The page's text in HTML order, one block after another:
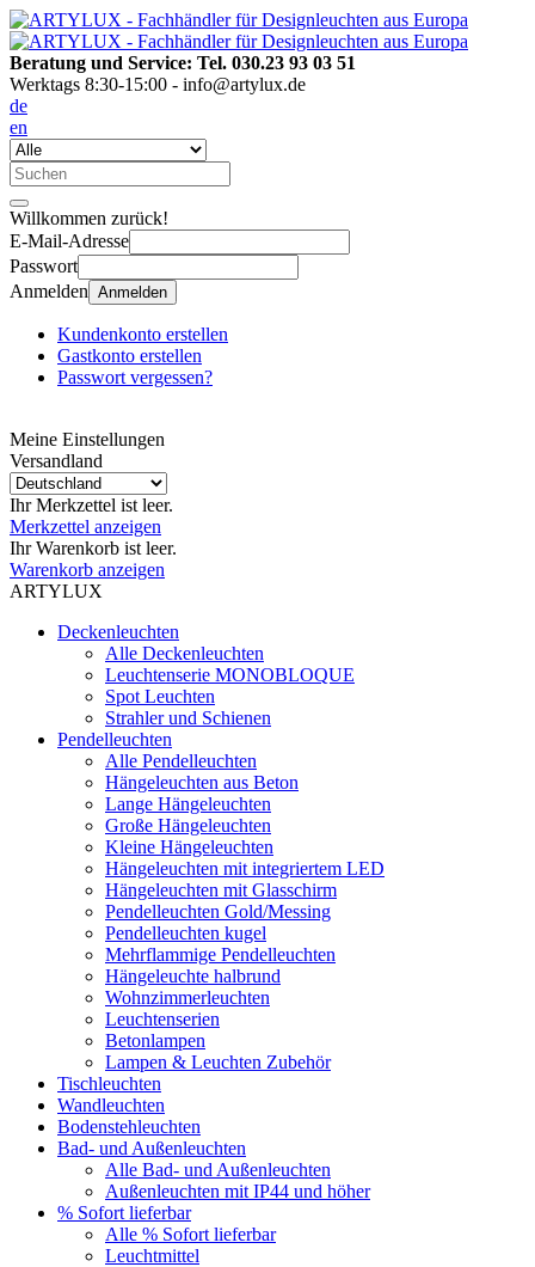
Beratung und Service: Tel. 030.23 93 03 51
Werktags 8:30-15:00 - info@artylux.de
de
en
Willkommen zurück!
E-Mail-Adresse
Passwort
Anmelden Anmelden
Kundenkonto erstellen
Gastkonto erstellen
Passwort vergessen?
Meine Einstellungen
Versandland
Ihr Merkzettel ist leer.
Merkzettel anzeigen
Ihr Warenkorb ist leer.
Warenkorb anzeigen
ARTYLUX
Deckenleuchten
Alle Deckenleuchten
Leuchtenserie MONOBLOQUE
Spot Leuchten
Strahler und Schienen
Pendelleuchten
Alle Pendelleuchten
Hängeleuchten aus Beton
Lange Hängeleuchten
Große Hängeleuchten
Kleine Hängeleuchten
Hängeleuchten mit integriertem LED
Hängeleuchten mit Glasschirm
Pendelleuchten Gold/Messing
Pendelleuchten kugel
Mehrflammige Pendelleuchten
Hängeleuchte halbrund
Wohnzimmerleuchten
Leuchtenserien
Betonlampen
Lampen & Leuchten Zubehör
Tischleuchten
Wandleuchten
Bodenstehleuchten
Bad- und Außenleuchten
Alle Bad- und Außenleuchten
Außenleuchten mit IP44 und höher
% Sofort lieferbar
Alle % Sofort lieferbar
Leuchtmittel